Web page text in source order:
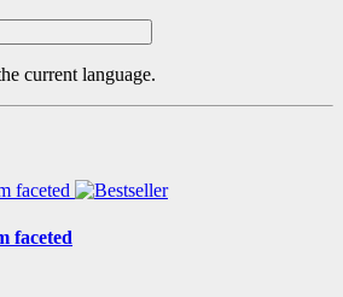
current language.
faceted